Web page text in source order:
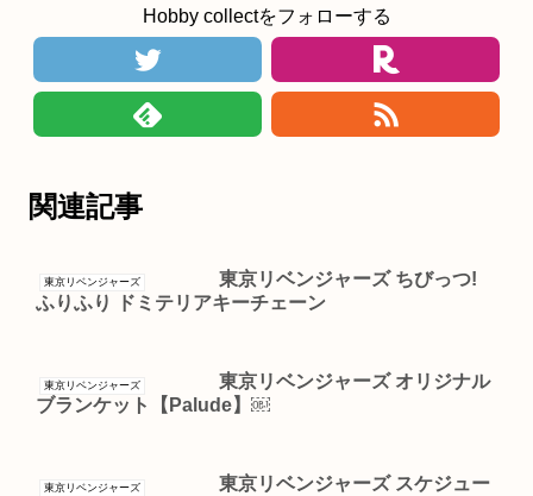
Hobby collectをフォローする
関連記事
東京リベンジャーズ
東京リベンジャーズ ちびっつ!
ふりふり ドミテリアキーチェーン
東京リベンジャーズ
東京リベンジャーズ オリジナル
ブランケット【Palude】￼
東京リベンジャーズ
東京リベンジャーズ スケジュー